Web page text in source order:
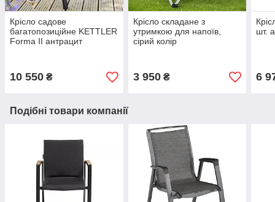
Крісло садове
багатопозиційне KETTLER
Forma II антрацит
10 550 ₴
Крісло складане з
утримкою для напоїв,
сірий колір
3 950₴
шт.
6
Подібні товари компанії